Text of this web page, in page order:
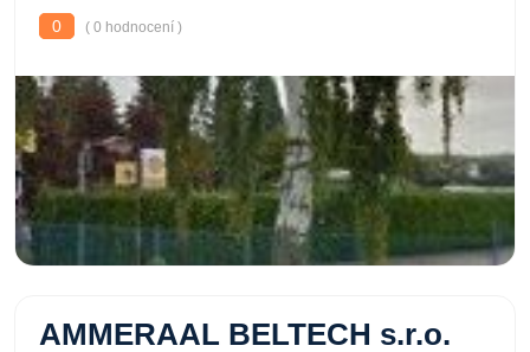
0
( 0 hodnocení )
AMMERAAL BELTECH s.r.o.